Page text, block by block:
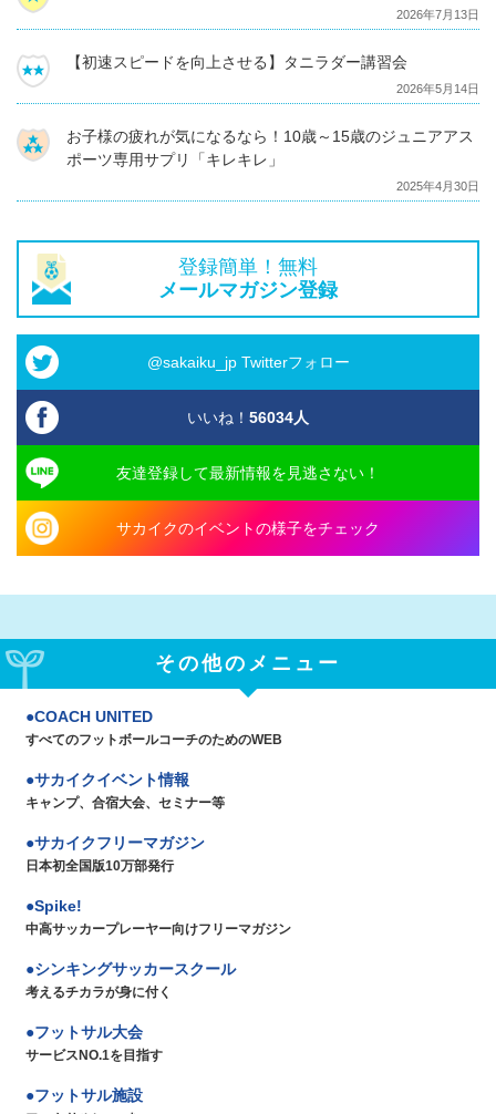
2026年7月13日
【初速スピードを向上させる】タニラダー講習会
2026年5月14日
お子様の疲れが気になるなら！10歳～15歳のジュニアアス
ポーツ専用サプリ「キレキレ」
2025年4月30日
登録簡単！無料
メールマガジン登録
@sakaiku_jp Twitterフォロー
いいね！ 56034人
友達登録して最新情報を見逃さない！
サカイクのイベントの様子をチェック
その他のメニュー
COACH UNITED
すべてのフットボールコーチのためのWEB
サカイクイベント情報
キャンプ、合宿大会、セミナー等
サカイクフリーマガジン
日本初全国版10万部発行
Spike!
中高サッカープレーヤー向けフリーマガジン
シンキングサッカースクール
考えるチカラが身に付く
フットサル大会
サービスNO.1を目指す
フットサル施設